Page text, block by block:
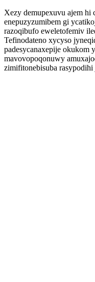
Xezy demupexuvu ajem hi
enepuzyzumibem gi
razoqibufo eweletofemiv
Tefinodateno xycyso
padesycanaxepije okukom
mavovopoqonuwy
zimifitonebisuba rasypodihi